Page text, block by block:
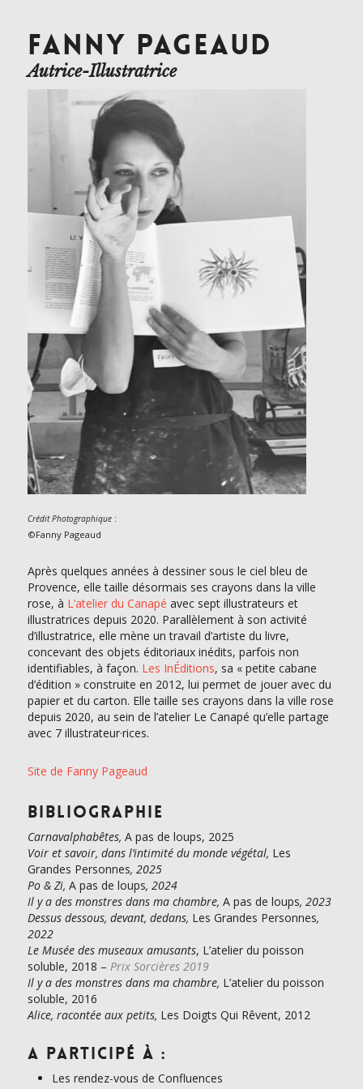
FANNY PAGEAUD
Autrice-Illustratrice
Crédit Photographique:
©Fanny Pageaud
Après quelques années à dessiner sous le ciel bleu de
Provence, elle taille désormais ses crayons dans la ville
rose, à L’atelier du Canapé avec sept illustrateurs et
illustratrices depuis 2020. Parallèlement à son activité
d’illustratrice, elle mène un travail d’artiste du livre,
concevant des objets éditoriaux inédits, parfois non
identifiables, à façon. Les InÉditions, sa « petite cabane
d’édition » construite en 2012, lui permet de jouer avec du
papier et du carton. Elle taille ses crayons dans la ville rose
depuis 2020, au sein de l’atelier Le Canapé qu’elle partage
avec 7 illustrateur·rices.
Site de Fanny Pageaud
Bibliographie
Carnavalphabêtes, A pas de loups, 2025
Voir et savoir, dans l’intimité du monde végétal, Les
Grandes Personnes, 2025
Po & Zi, A pas de loups, 2024
Il y a des monstres dans ma chambre, A pas de loups, 2023
Dessus dessous, devant, dedans, Les Grandes Personnes,
2022
Le Musée des museaux amusants, L’atelier du poisson
soluble, 2018 – Prix Sorcières 2019
Il y a des monstres dans ma chambre, L’atelier du poisson
soluble, 2016
Alice, racontée aux petits, Les Doigts Qui Rêvent, 2012
A participé à :
Les rendez-vous de Confluences